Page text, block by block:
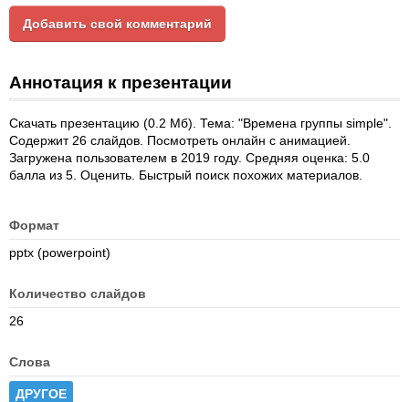
Добавить свой комментарий
Аннотация к презентации
Скачать презентацию (0.2 Мб). Тема: "Времена группы simple".
Содержит 26 слайдов. Посмотреть онлайн с анимацией.
Загружена пользователем в 2019 году. Средняя оценка: 5.0
балла из 5. Оценить. Быстрый поиск похожих материалов.
Формат
pptx (powerpoint)
Количество слайдов
26
Слова
ДРУГОЕ